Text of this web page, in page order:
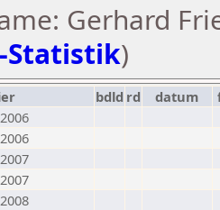
Gerhard
Statistik)
bdld rd datum